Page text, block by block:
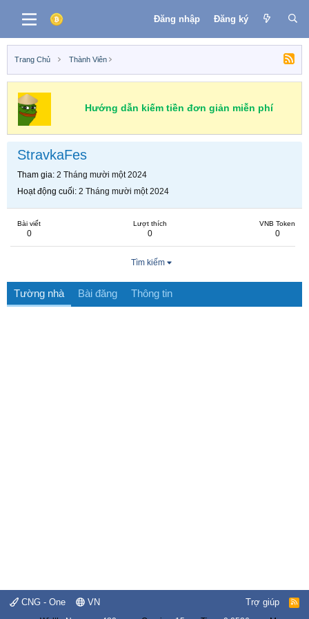
Đăng nhập Đăng ký
Trang Chủ Thành Viên
Hướng dẫn kiếm tiền đơn giản miễn phí
StravkaFes
Tham gia 2 Tháng mười một 2024
Hoạt động cuối 2 Tháng mười một 2024
Bài viết
0
Lượt thích
0
VNB Token
0
Tìm kiếm
Tường nhà Bài đăng Thông tin
CNG - One VN Trợ giúp
R